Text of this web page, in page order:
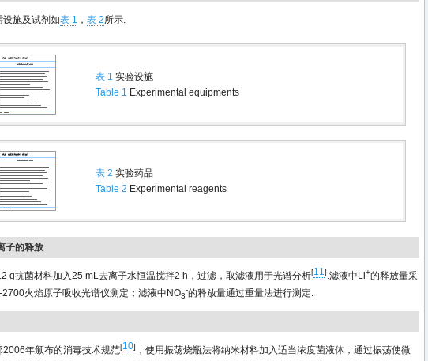
设施及试剂如表 1 ， 表 2所示.
表 1 实验设施
Table 1 Experimental equipments
表 2 实验药品
Table 2 Experimental reagents
子的释放
g抗菌材料加入25 mL去离子水恒温搅拌2 h，过滤，取滤液用于光谱分析[11].滤液中Li+的释放量采
2700火焰原子吸收光谱仪测定；滤液中NO3
-的释放量通过重量法进行测定.
2006年颁布的消毒技术规范[10] ，使用振荡烧瓶法将纳米材料加入适当浓度菌液体，通过振荡使微